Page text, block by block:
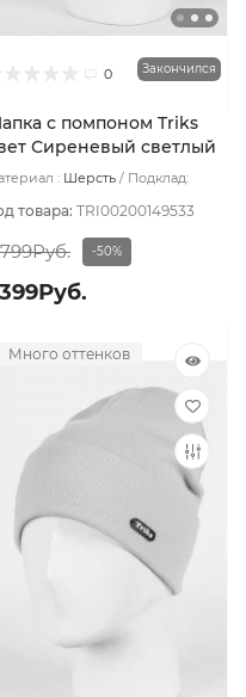
0 Закончился
с помпоном Triks
Сиреневый светлый
: Шерсть
Подклад:
товара: TRI00200149533
-50%
Много оттенков